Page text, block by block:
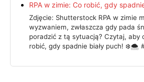
RPA w zimie: Co robić, gdy
Zdjęcie: Shutterstock RPA w zimie
wyzwaniem, zwłaszcza gdy pada
poradzić z tą sytuacją? Czytaj, aby
robić, gdy spadnie biały puch! ❄️🌨️